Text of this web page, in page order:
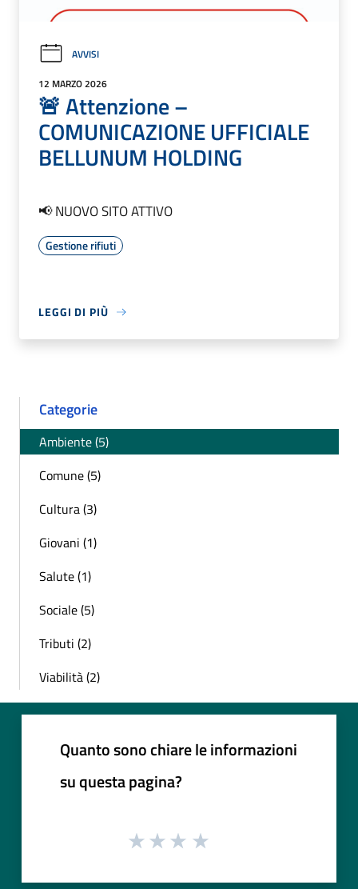
AVVISI
12 MARZO 2026
🚨 Attenzione –
COMUNICAZIONE UFFICIALE
BELLUNUM HOLDING
📢 NUOVO SITO ATTIVO
Gestione rifiuti
LEGGI DI PIÙ
Categorie
Ambiente (5)
Comune (5)
Cultura (3)
Giovani (1)
Salute (1)
Sociale (5)
Tributi (2)
Viabilità (2)
Quanto sono chiare le informazioni
su questa pagina?